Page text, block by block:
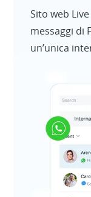
Sito web
messaggi di
un’unica